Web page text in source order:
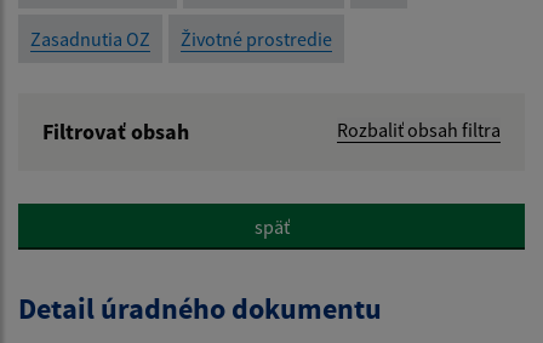
Zasadnutia OZ Životné prostredie
Filtrovať obsah Rozbaliť obsah filtra
Popis:
Dátum zverejnenia od:
späť
Detail úradného dokumentu